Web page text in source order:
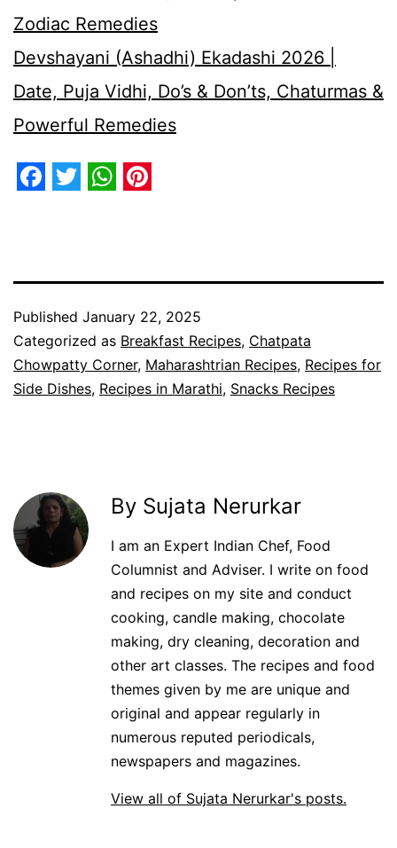
Zodiac Remedies
Devshayani (Ashadhi) Ekadashi 2026 |
Date, Puja Vidhi, Do’s & Don’ts, Chaturmas &
Powerful Remedies
Published January 22, 2025
Categorized as Breakfast Recipes, Chatpata
Chowpatty Corner, Maharashtrian Recipes, Recipes for
Side Dishes, Recipes in Marathi, Snacks Recipes
By Sujata Nerurkar
I am an Expert Indian Chef, Food
Columnist and Adviser. I write on food
and recipes on my site and conduct
cooking, candle making, chocolate
making, dry cleaning, decoration and
other art classes. The recipes and food
themes given by me are unique and
original and appear regularly in
numerous reputed periodicals,
newspapers and magazines.
View all of Sujata Nerurkar's posts.